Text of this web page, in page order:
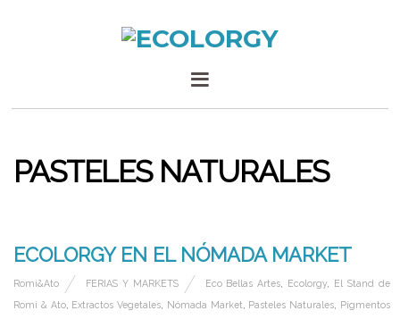
PASTELES NATURALES
ECOLORGY EN EL NÓMADA MARKET
Romi&Ato FERIAS Y MARKETS Eco Bellas Artes Ecolorgy, El Stand de
Romi & Ato, Extractos Vegetales Nómada Market Pasteles Naturales,
Pigmentos